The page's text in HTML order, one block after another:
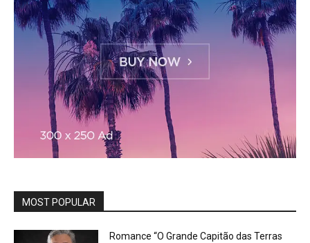
MOST POPULAR
Romance “O Grande Capitão das Terras